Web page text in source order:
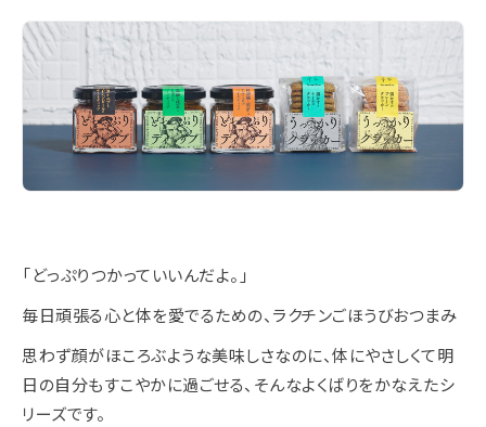
「どっぷりつかっていいんだよ。」
毎日頑張る心と体を愛でるための、ラクチンごほうびおつまみ
思わず顔がほころぶような美味しさなのに、体にやさしくて明
日の自分もすこやかに過ごせる、そんなよくばりをかなえたシ
リーズです。